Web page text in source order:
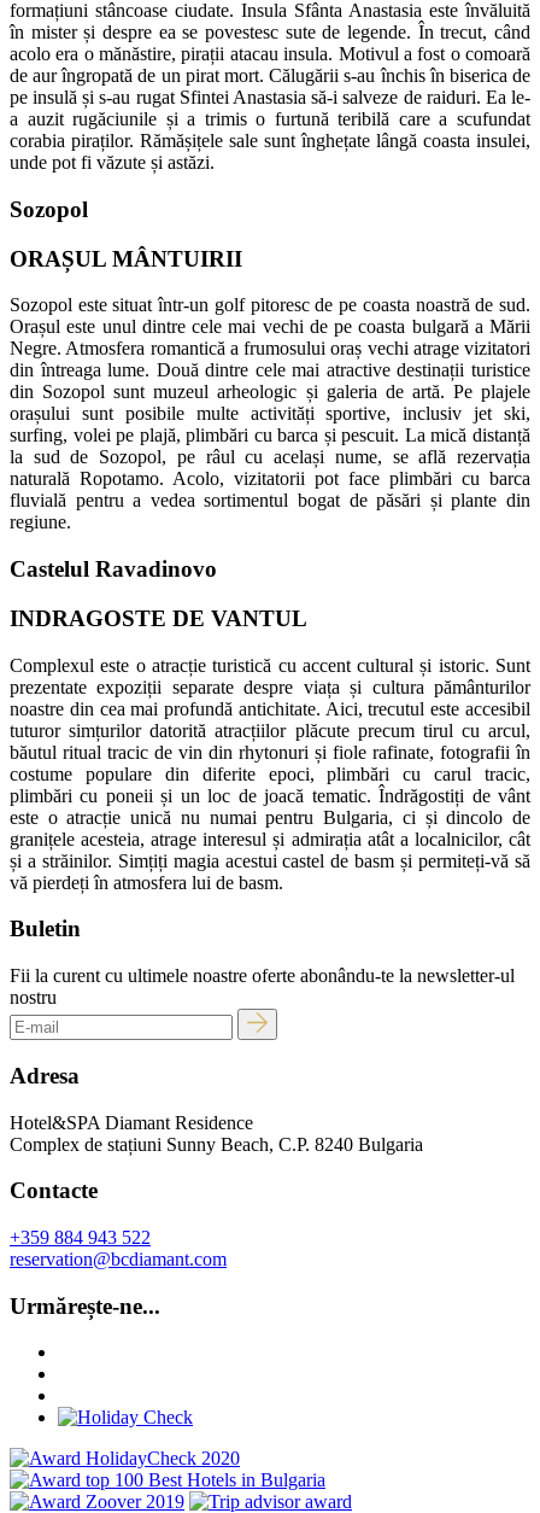
formațiuni stâncoase ciudate. Insula Sfânta Anastasia este învăluită
în mister și despre ea se povestesc sute de legende. În trecut, când
acolo era o mănăstire, pirații atacau insula. Motivul a fost o comoară
de aur îngropată de un pirat mort. Călugării s-au închis în biserica de
pe insulă și s-au rugat Sfintei Anastasia să-i salveze de raiduri. Ea le-
a auzit rugăciunile și a trimis o furtună teribilă care a scufundat
corabia piraților. Rămășițele sale sunt înghețate lângă coasta insulei,
unde pot fi văzute și astăzi.
Sozopol
ORAȘUL MÂNTUIRII
Sozopol este situat într-un golf pitoresc de pe coasta noastră de sud.
Orașul este unul dintre cele mai vechi de pe coasta bulgară a Mării
Negre. Atmosfera romantică a frumosului oraș vechi atrage vizitatori
din întreaga lume. Două dintre cele mai atractive destinații turistice
din Sozopol sunt muzeul arheologic și galeria de artă. Pe plajele
orașului sunt posibile multe activități sportive, inclusiv jet ski,
surfing, volei pe plajă, plimbări cu barca și pescuit. La mică distanță
la sud de Sozopol, pe râul cu același nume, se află rezervația
naturală Ropotamo. Acolo, vizitatorii pot face plimbări cu barca
fluvială pentru a vedea sortimentul bogat de păsări și plante din
regiune.
Castelul Ravadinovo
INDRAGOSTE DE VANTUL
Complexul este o atracție turistică cu accent cultural și istoric. Sunt
prezentate expoziții separate despre viața și cultura pământurilor
noastre din cea mai profundă antichitate. Aici, trecutul este accesibil
tuturor simțurilor datorită atracțiilor plăcute precum tirul cu arcul,
băutul ritual tracic de vin din rhytonuri și fiole rafinate, fotografii în
costume populare din diferite epoci, plimbări cu carul tracic,
plimbări cu poneii și un loc de joacă tematic. Îndrăgostiți de vânt
este o atracție unică nu numai pentru Bulgaria, ci și dincolo de
granițele acesteia, atrage interesul și admirația atât a localnicilor, cât
și a străinilor. Simțiți magia acestui castel de basm și permiteți-vă să
vă pierdeți în atmosfera lui de basm.
Buletin
Fii la curent cu ultimele noastre oferte abonându-te la newsletter-ul
nostru
Adresa
Hotel&SPA Diamant Residence
Complex de stațiuni Sunny Beach, C.P. 8240 Bulgaria
Contacte
+359 884 943 522
reservation@bcdiamant.com
Urmărește-ne...